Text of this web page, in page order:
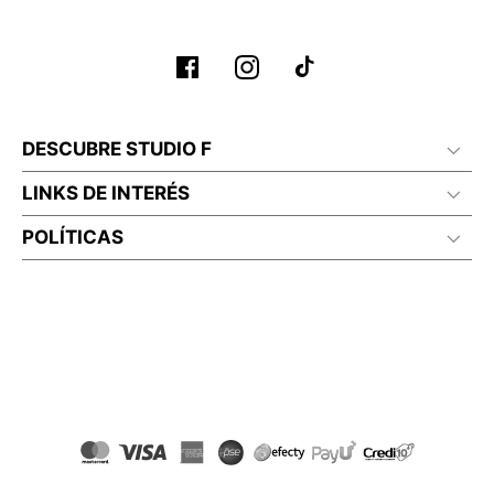
DESCUBRE STUDIO F
LINKS DE INTERÉS
POLÍTICAS